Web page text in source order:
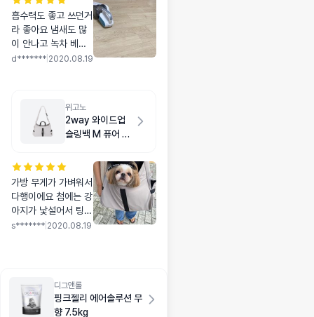
흡수력도 좋고 쓰던거
라 좋아요 냄새도 많
이 안나고 녹차 베이
비 파우더 두 가지 샀
d******* 2020.08.19
위고노
2way 와이드업
슬링백 M 퓨어 그
가방 무게가 가벼워서
다행이에요 첨에는 강
아지가 낯설어서 팅겨
나가려고 하더니 하루
특히 어깨띠 부분에
휴대폰 넣을 수 있어
서 아주 편하고 양쪽
s******* 2020.08.19
디그앤롤
핑크젤리 에어솔루션 무
향 7.5kg